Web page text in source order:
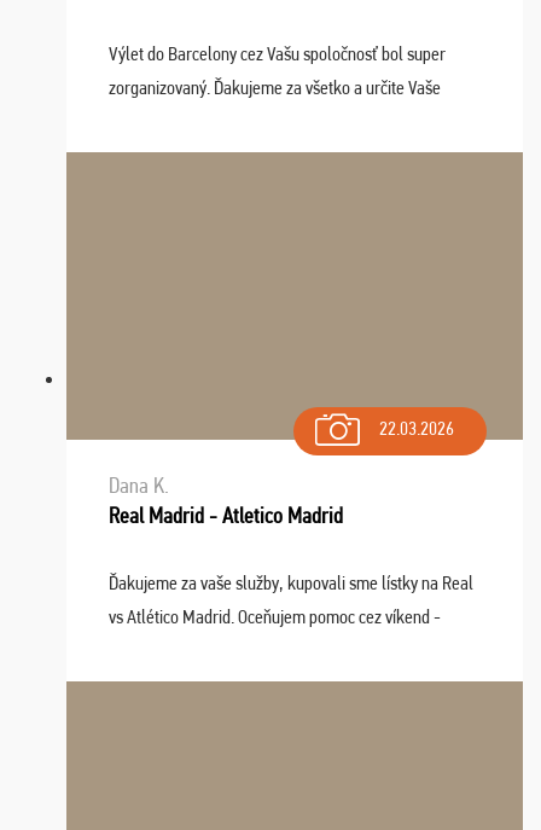
Výlet do Barcelony cez Vašu spoločnosť bol super
zorganizovaný. Ďakujeme za všetko a určite Vaše
22.03.2026
Dana K.
Real Madrid - Atletico Madrid
Ďakujeme za vaše služby, kupovali sme lístky na Real
vs Atlético Madrid. Oceňujem pomoc cez víkend -
spokojnosti. Sedenie bolo dobré, štadión Barnabéu ...